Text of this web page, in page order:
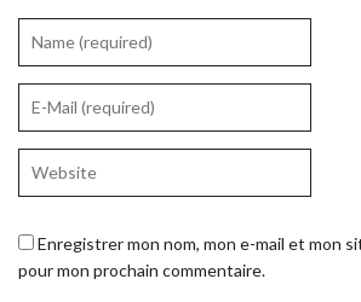
Enregistrer mon nom, mon e-mail et mon
pour mon prochain commentaire.